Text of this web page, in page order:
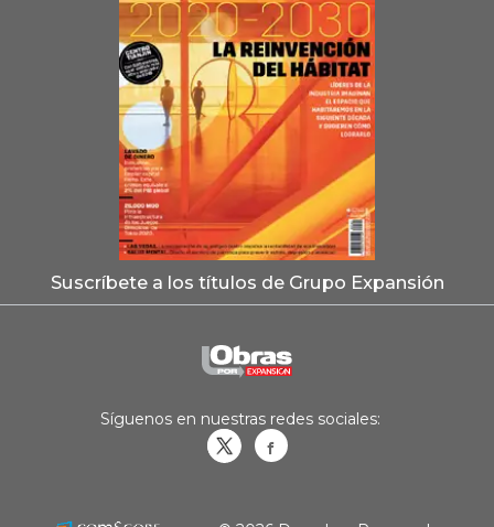
Suscríbete a los títulos de Grupo Expansión
Síguenos en nuestras redes sociales: